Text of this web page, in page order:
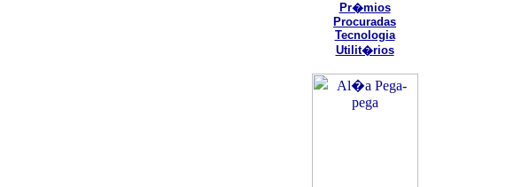
Pr�mios
Procuradas
Tecnologia
Utilit�rios